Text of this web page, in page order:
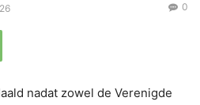
0
nadat zowel de Verenigde